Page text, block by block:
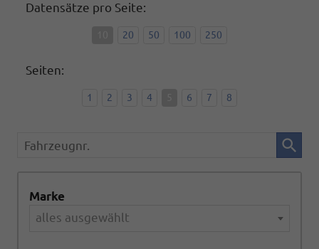
Datensätze pro Seite:
20 50 100 250
Seiten:
1 2 3 4 6 7 8
Fahrzeugnr.
Marke
alles ausgewählt